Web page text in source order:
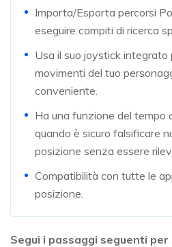
Importa/Esporta percorsi
eseguire compiti di ricerca
Usa il suo joystick integrato
movimenti del tuo
conveniente.
Ha una funzione del tempo
quando è sicuro falsificare
posizione senza essere
Compatibilità con tutte le
posizione.
Segui i passaggi seguenti